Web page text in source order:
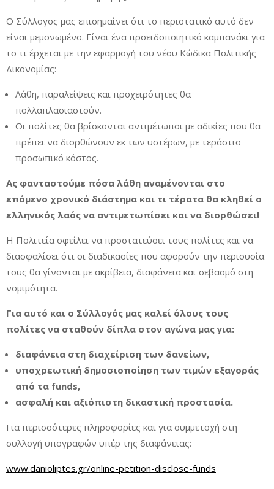
Ο Σύλλογος μας επισημαίνει ότι το περιστατικό αυτό δεν
είναι μεμονωμένο. Είναι ένα προειδοποιητικό καμπανάκι για
το τι έρχεται με την εφαρμογή του νέου Κώδικα Πολιτικής
Δικονομίας:
Λάθη, παραλείψεις και προχειρότητες θα
πολλαπλασιαστούν.
Οι πολίτες θα βρίσκονται αντιμέτωποι με αδικίες που θα
πρέπει να διορθώνουν εκ των υστέρων, με τεράστιο
προσωπικό κόστος.
Ας φανταστούμε πόσα λάθη αναμένονται στο
επόμενο χρονικό διάστημα και τι τέρατα θα κληθεί ο
ελληνικός λαός να αντιμετωπίσει και να διορθώσει!
Η Πολιτεία οφείλει να προστατεύσει τους πολίτες και να
διασφαλίσει ότι οι διαδικασίες που αφορούν την περιουσία
τους θα γίνονται με ακρίβεια, διαφάνεια και σεβασμό στη
νομιμότητα.
Για αυτό και ο Σύλλογός μας καλεί όλους τους
πολίτες να σταθούν δίπλα στον αγώνα μας για:
διαφάνεια στη διαχείριση των δανείων,
υποχρεωτική δημοσιοποίηση των τιμών εξαγοράς
από τα funds,
ασφαλή και αξιόπιστη δικαστική προστασία.
Για περισσότερες πληροφορίες και για συμμετοχή στη
συλλογή υπογραφών υπέρ της διαφάνειας:
www.danioliptes.gr/online-petition-disclose-funds